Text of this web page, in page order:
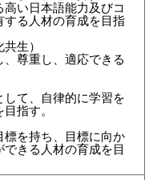
い日本語能力及びコ
する人材の育成を目指
生）
尊重し、適応できる
て、自律的に学習を
指す。
を持ち、目標に向か
きる人材の育成を目